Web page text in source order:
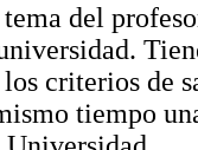
del
criterios de
tiempo